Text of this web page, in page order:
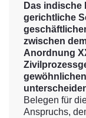
Das indische
gerichtliche
zwischen
Anordnung
Belegen für
Anspruchs,